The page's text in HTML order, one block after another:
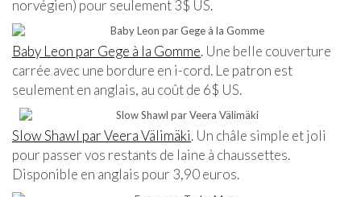
norvégien) pour seulement 3$ US.
Baby Leon par Gege à la Gomme. Une belle couverture
carrée avec une bordure en i-cord. Le patron est
seulement en anglais, au coût de 6$ US.
Slow Shawl par Veera Välimäki. Un châle simple et joli
pour passer vos restants de laine à chaussettes.
Disponible en anglais pour 3,90 euros.